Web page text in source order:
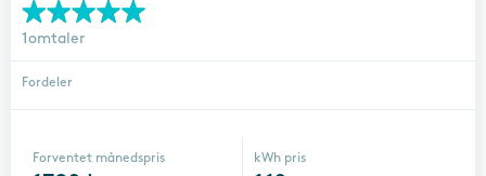
1omtaler
Fordeler
Forventet månedspris kWh pris